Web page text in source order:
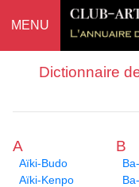
MENU
Dictionnaire
A
Aïki-Budo
Aïki-Kenpo
B